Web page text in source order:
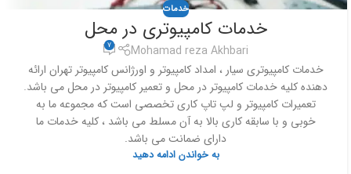
خدمات
خدمات کامپیوتری در محل
Mohamad reza Akhbari
7
خدمات کامپیوتری سیار ، امداد کامپیوتر و اورژانس کامپیوتر تهران ارائه
دهنده کلیه خدمات کامپیوتر در محل و تعمیر کامپیوتر در محل می باشد.
تعمیرات کامپیوتر و لپ تاپ کاری تخصصی است که مجموعه ما به
خوبی و با سابقه کاری بالا به آن مسلط می باشد ، کلیه خدمات ما
دارای ضمانت می باشد.
به خواندن ادامه دهید